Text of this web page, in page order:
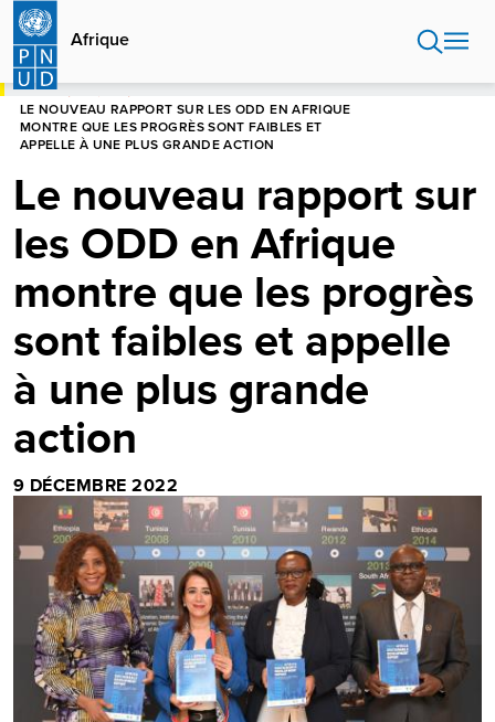
Aller
contenu
principal
Afrique
HOME
LE NOUVEAU RAPPORT SUR LES ODD EN AFRIQUE
MONTRE QUE LES PROGRÈS SONT FAIBLES ET
APPELLE À UNE PLUS GRANDE ACTION
Le nouveau rapport sur
les ODD en Afrique
montre que les progrès
sont faibles et appelle
à une plus grande
action
9 DÉCEMBRE 2022